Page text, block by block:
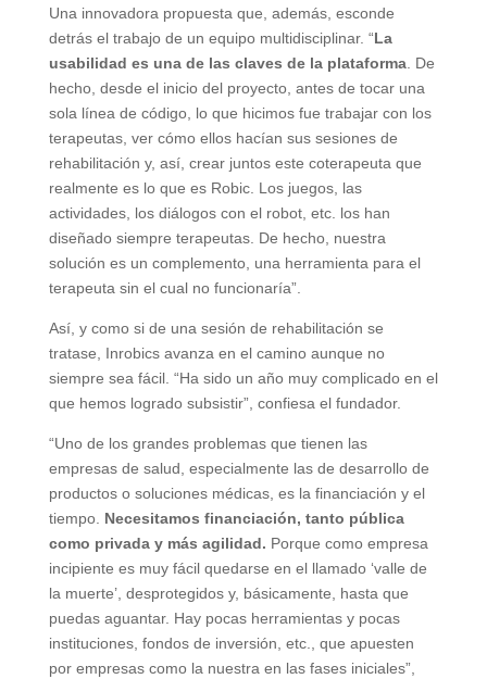
Una innovadora propuesta que, además, esconde
detrás el trabajo de un equipo multidisciplinar. “La
usabilidad es una de las claves de la plataforma. De
hecho, desde el inicio del proyecto, antes de tocar una
sola línea de código, lo que hicimos fue trabajar con los
terapeutas, ver cómo ellos hacían sus sesiones de
rehabilitación y, así, crear juntos este coterapeuta que
realmente es lo que es Robic. Los juegos, las
actividades, los diálogos con el robot, etc. los han
diseñado siempre terapeutas. De hecho, nuestra
solución es un complemento, una herramienta para el
terapeuta sin el cual no funcionaría”.
Así, y como si de una sesión de rehabilitación se
tratase, Inrobics avanza en el camino aunque no
siempre sea fácil. “Ha sido un año muy complicado en el
que hemos logrado subsistir”, confiesa el fundador.
“Uno de los grandes problemas que tienen las
empresas de salud, especialmente las de desarrollo de
productos o soluciones médicas, es la financiación y el
tiempo. Necesitamos financiación, tanto pública
como privada y más agilidad. Porque como empresa
incipiente es muy fácil quedarse en el llamado ‘valle de
la muerte’, desprotegidos y, básicamente, hasta que
puedas aguantar. Hay pocas herramientas y pocas
instituciones, fondos de inversión, etc., que apuesten
por empresas como la nuestra en las fases iniciales”,